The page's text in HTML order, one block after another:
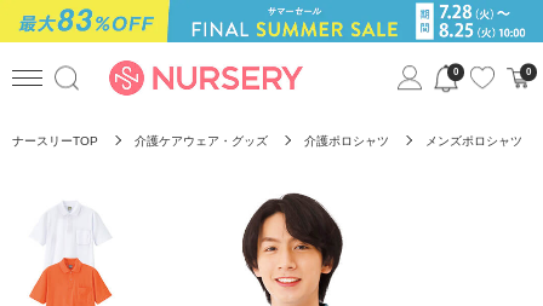
0 0
ナースリーTOP 介護ケアウェア・グッズ 介護ポロシャツ メンズポロシャツ